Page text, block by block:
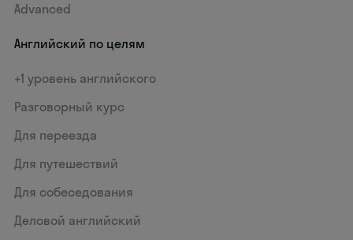
Advanced
Английский по целям
+1 уровень английского
Разговорный курс
Для переезда
Для путешествий
Для собеседования
Деловой английский